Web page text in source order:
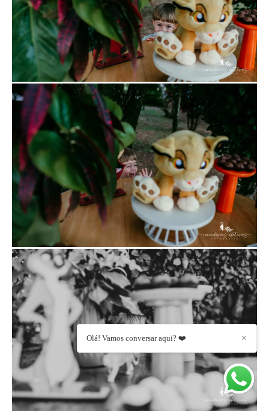
✕
Olá! Vamos conversar aqui? ❤️